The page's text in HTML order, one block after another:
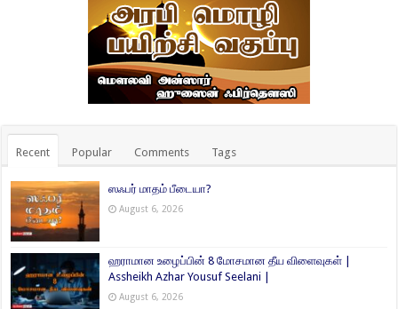
Recent Popular Comments Tags
ஸஃபர் மாதம் பீடையா?
August 6, 2026
ஹராமான உழைப்பின் 8 மோசமான தீய விளைவுகள் |
Assheikh Azhar Yousuf Seelani |
August 6, 2026